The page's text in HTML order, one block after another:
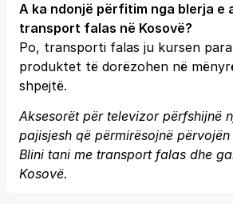
A ka ndonjë përfitim nga blerja e
transport falas në Kosovë?
Po, transporti falas ju kursen
produktet të dorëzohen në
shpejtë.
Aksesorët për televizor përfshijnë
pajisjesh që përmirësojnë
Blini tani me transport falas dhe
Kosovë.